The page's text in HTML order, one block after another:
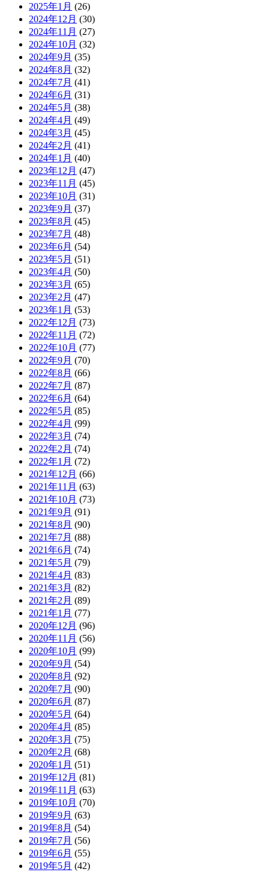
2025年1月 (26)
2024年12月 (30)
2024年11月 (27)
2024年10月 (32)
2024年9月 (35)
2024年8月 (32)
2024年7月 (41)
2024年6月 (31)
2024年5月 (38)
2024年4月 (49)
2024年3月 (45)
2024年2月 (41)
2024年1月 (40)
2023年12月 (47)
2023年11月 (45)
2023年10月 (31)
2023年9月 (37)
2023年8月 (45)
2023年7月 (48)
2023年6月 (54)
2023年5月 (51)
2023年4月 (50)
2023年3月 (65)
2023年2月 (47)
2023年1月 (53)
2022年12月 (73)
2022年11月 (72)
2022年10月 (77)
2022年9月 (70)
2022年8月 (66)
2022年7月 (87)
2022年6月 (64)
2022年5月 (85)
2022年4月 (99)
2022年3月 (74)
2022年2月 (74)
2022年1月 (72)
2021年12月 (66)
2021年11月 (63)
2021年10月 (73)
2021年9月 (91)
2021年8月 (90)
2021年7月 (88)
2021年6月 (74)
2021年5月 (79)
2021年4月 (83)
2021年3月 (82)
2021年2月 (89)
2021年1月 (77)
2020年12月 (96)
2020年11月 (56)
2020年10月 (99)
2020年9月 (54)
2020年8月 (92)
2020年7月 (90)
2020年6月 (87)
2020年5月 (64)
2020年4月 (85)
2020年3月 (75)
2020年2月 (68)
2020年1月 (51)
2019年12月 (81)
2019年11月 (63)
2019年10月 (70)
2019年9月 (63)
2019年8月 (54)
2019年7月 (56)
2019年6月 (55)
2019年5月 (42)